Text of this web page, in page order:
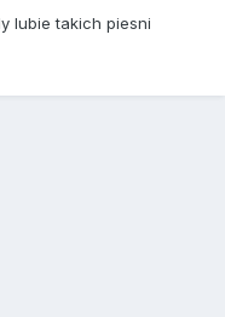
lubie takich piesni